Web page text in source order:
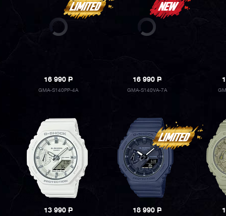
16 990P
GMA-S140PP-4A
16 990P
GMA-S140VA-7A
13 990P 18 990P